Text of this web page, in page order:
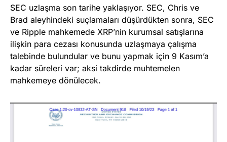
SEC uzlaşma son tarihe yaklaşıyor. SEC, Chris ve
Brad aleyhindeki suçlamaları düşürdükten sonra, SEC
ve Ripple mahkemede XRP’nin kurumsal satışlarına
ilişkin para cezası konusunda uzlaşmaya çalışma
talebinde bulundular ve bunu yapmak için 9 Kasım’a
kadar süreleri var; aksi takdirde muhtemelen
mahkemeye dönülecek.